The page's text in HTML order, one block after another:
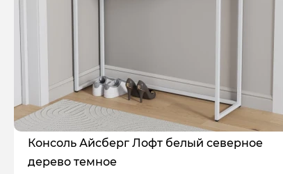
Консоль Айсберг Лофт белый северное
дерево темное